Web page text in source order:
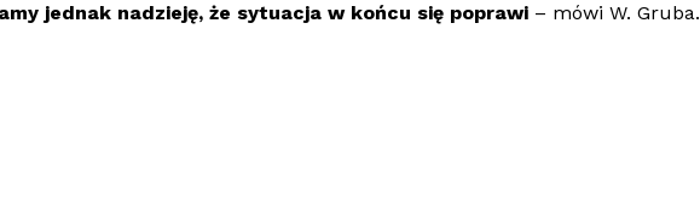
jednak nadzieję, że sytuacja w końcu się poprawi – mówi W. Gruba.